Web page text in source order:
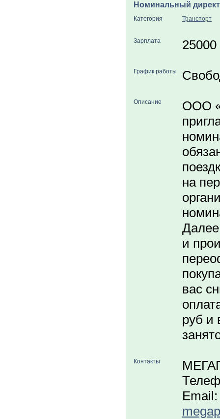
Номинальный
Категория Транспорт
Зарплата 25000
График работы
Описание
ООО
на
и
вас
руб и
Контакты
Email: